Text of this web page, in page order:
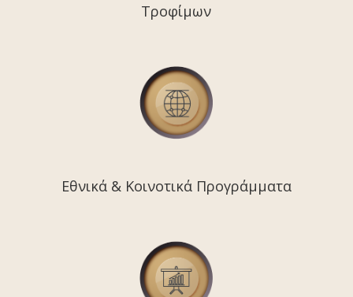
Τροφίμων
Εθνικά & Κοινοτικά Προγράμματα